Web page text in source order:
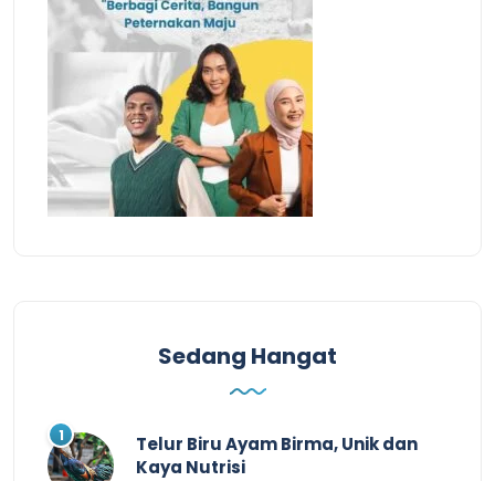
Sedang Hangat
Telur Biru Ayam Birma, Unik dan
Kaya Nutrisi